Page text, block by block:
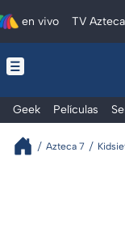
en vivo TV Azteca
Geek Películas
Azteca 7